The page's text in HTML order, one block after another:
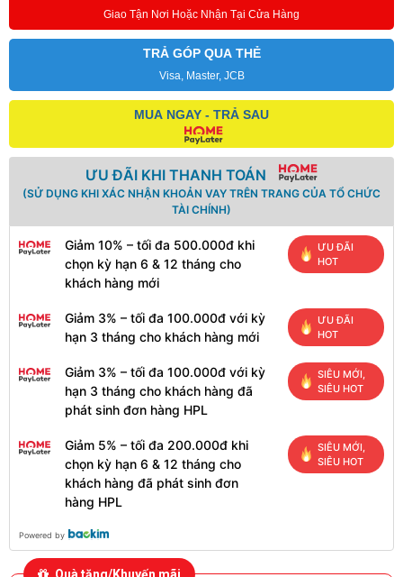
Giao Tận Nơi Hoặc Nhận Tại Cửa Hàng
TRẢ GÓP QUA THẺ
Visa, Master, JCB
MUA NGAY - TRẢ SAU
ƯU ĐÃI KHI THANH TOÁN
(SỬ DỤNG KHI XÁC NHẬN KHOẢN VAY TRÊN TRANG CỦA TỔ CHỨC
TÀI CHÍNH)
Giảm 10% – tối đa 500.000đ khi
chọn kỳ hạn 6 & 12 tháng cho
khách hàng mới
ƯU ĐÃI
HOT
Giảm 3% – tối đa 100.000đ với kỳ
hạn 3 tháng cho khách hàng mới
ƯU ĐÃI
HOT
Giảm 3% – tối đa 100.000đ với kỳ
hạn 3 tháng cho khách hàng đã
phát sinh đơn hàng HPL
SIÊU MỚI,
SIÊU HOT
Giảm 5% – tối đa 200.000đ khi
chọn kỳ hạn 6 & 12 tháng cho
khách hàng đã phát sinh đơn
hàng HPL
SIÊU MỚI,
SIÊU HOT
Powered by
Quà tặng/Khuyến mãi